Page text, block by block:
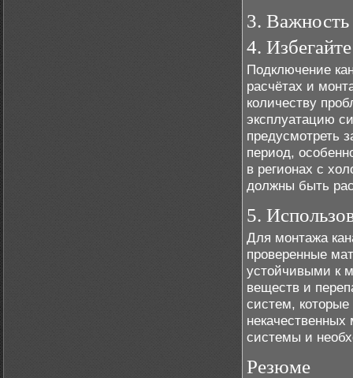
3. Важность
4.
Подключение
расчётах и
количеству
эксплуатацию
предусмотреть
период,
в регионах с
должны быть
5.
Для монтажа
проверенные
устойчивыми к
веществ и
систем,
системы и
Резюме